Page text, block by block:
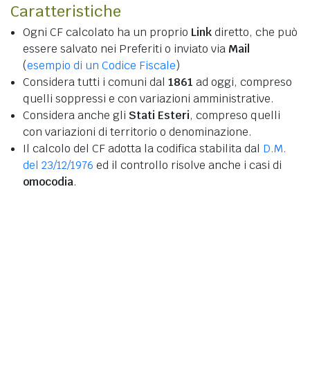
Caratteristiche
Ogni CF calcolato ha un proprio Linkdiretto, che può
essere salvato nei Preferiti o inviato via Mail
(esempio di un Codice Fiscale)
Considera tutti i comuni dal 1861 ad oggi, compreso
quelli soppressi e con variazioni amministrative.
Considera anche gli Stati Esteri, compreso quelli
con variazioni di territorio o denominazione.
Il calcolo del CF adotta la codifica stabilita dal D.M.
del 23/12/1976 ed il controllo risolve anche i casi di
omocodia.